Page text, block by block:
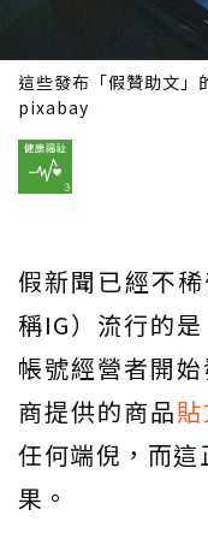
這些發布「假贊助文」
pixabay
假新聞已經不
稱IG）流行的
帳號經營者開
商提供的商品
任何端倪，而
果。